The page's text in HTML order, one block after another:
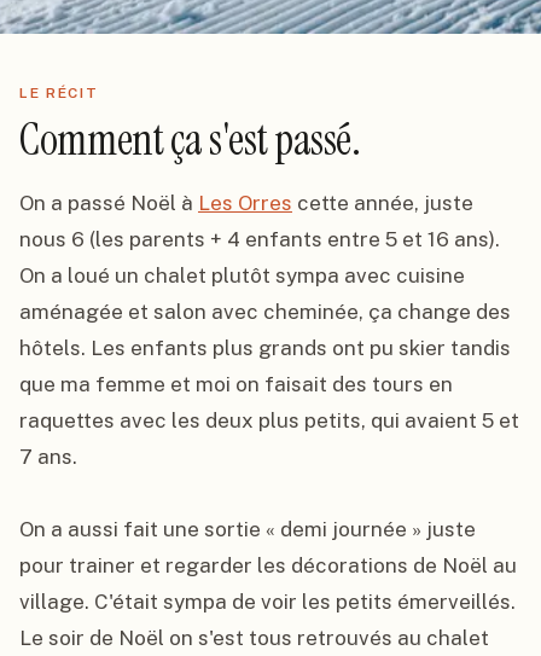
LE RÉCIT
Comment ça s'est passé.
On a passé Noël à Les Orres cette année, juste
nous 6 (les parents + 4 enfants entre 5 et 16 ans).
On a loué un chalet plutôt sympa avec cuisine
aménagée et salon avec cheminée, ça change des
hôtels. Les enfants plus grands ont pu skier tandis
que ma femme et moi on faisait des tours en
raquettes avec les deux plus petits, qui avaient 5 et
7 ans.
On a aussi fait une sortie « demi journée » juste
pour trainer et regarder les décorations de Noël au
village. C'était sympa de voir les petits émerveillés.
Le soir de Noël on s'est tous retrouvés au chalet